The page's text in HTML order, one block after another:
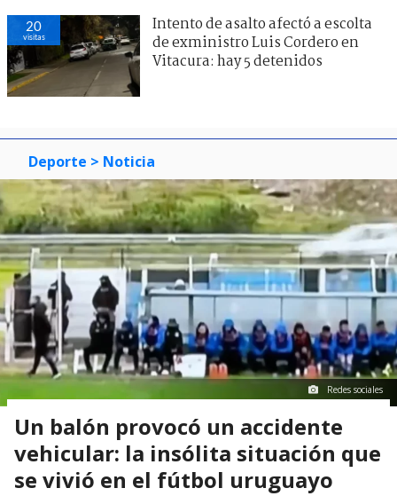
20
visitas
Intento de asalto afectó a escolta
de exministro Luis Cordero en
Vitacura: hay 5 detenidos
Deporte > Noticia
Redes sociales
Un balón provocó un accidente
vehicular: la insólita situación que
se vivió en el fútbol uruguayo